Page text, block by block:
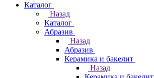
Каталог
Назад
Каталог
Абразив
Назад
Абразив
Керамика и бакелит
Назад